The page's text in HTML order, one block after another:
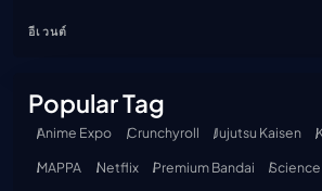
อีเวนต์
Popular Tag
Anime Expo Crunchyroll Jujutsu Kaisen
MAPPA
Netflix Premium Bandai Science